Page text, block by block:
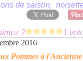
de saison,
?
1
2016
Pommes à l'Ancienne